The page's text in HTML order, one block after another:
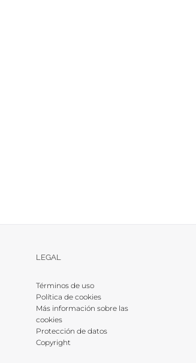
LEGAL
Términos de uso
Política de cookies
Más información sobre las
cookies
Protección de datos
Copyright